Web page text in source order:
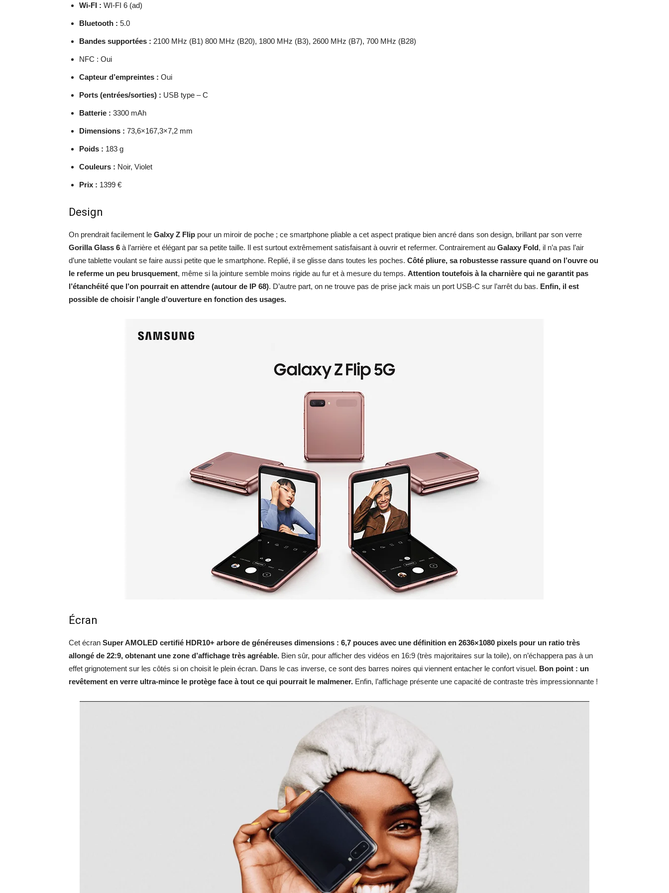
Wi-FI : WI-FI 6 (ad)
Bluetooth : 5.0
Bandes supportées : 2100 MHz (B1) 800 MHz (B20), 1800 MHz (B3), 2600 MHz (B7), 700 MHz (B28)
NFC : Oui
Capteur d’empreintes : Oui
Ports (entrées/sorties) : USB type – C
Batterie : 3300 mAh
Dimensions : 73,6×167,3×7,2 mm
Poids : 183 g
Couleurs : Noir, Violet
Prix : 1399 €
Design
On prendrait facilement le Galxy Z Flip pour un miroir de poche ; ce smartphone pliable a cet aspect pratique bien ancré dans son design, brillant par son verre
Gorilla Glass 6 à l’arrière et élégant par sa petite taille. Il est surtout extrêmement satisfaisant à ouvrir et refermer. Contrairement au Galaxy Fold, il n’a pas l’air
d’une tablette voulant se faire aussi petite que le smartphone. Replié, il se glisse dans toutes les poches. Côté pliure, sa robustesse rassure quand on l’ouvre ou
le referme un peu brusquement, même si la jointure semble moins rigide au fur et à mesure du temps. Attention toutefois à la charnière qui ne garantit pas
l’étanchéité que l’on pourrait en attendre (autour de IP 68). D’autre part, on ne trouve pas de prise jack mais un port USB-C sur l’arrêt du bas. Enfin, il est
possible de choisir l’angle d’ouverture en fonction des usages.
Écran
Cet écran Super AMOLED certifié HDR10+ arbore de généreuses dimensions : 6,7 pouces avec une définition en 2636×1080 pixels pour un ratio très
allongé de 22:9, obtenant une zone d’affichage très agréable. Bien sûr, pour afficher des vidéos en 16:9 (très majoritaires sur la toile), on n’échappera pas à un
effet grignotement sur les côtés si on choisit le plein écran. Dans le cas inverse, ce sont des barres noires qui viennent entacher le confort visuel. Bon point : un
revêtement en verre ultra-mince le protège face à tout ce qui pourrait le malmener. Enfin, l’affichage présente une capacité de contraste très impressionnante !